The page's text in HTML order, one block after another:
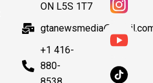
ON L5S 1T7
+1 416-
880-